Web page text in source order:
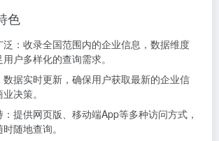
色
泛：收录全国范围内的企业信息，数据维度
户多样化的查询需求。
数据实时更新，确保用户获取最新的企业信
决策。
提供网页版、移动端App等多种访问方式，
随地查询。